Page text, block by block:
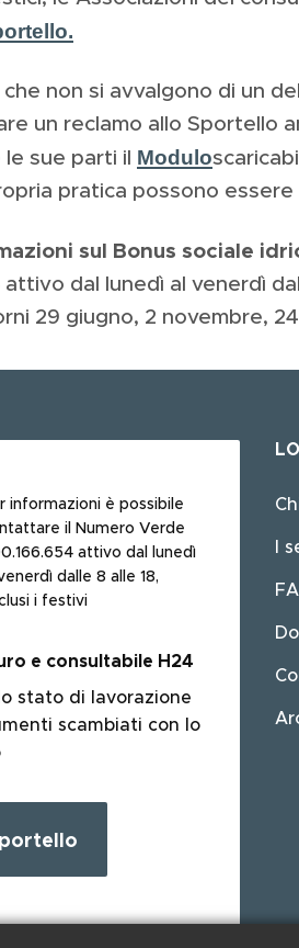
non si avvalgono di un
un reclamo allo Sportello
sue parti il Modulo
pratica possono
sul Bonus sociale
attivo dal lunedì al venerdì
29 giugno, 2 novembre,
informazioni è possibile
il Numero Verde
attivo dal lunedì
dalle 8 alle 18,
i festivi
e consultabile H24
stato di lavorazione
scambiati con lo
I